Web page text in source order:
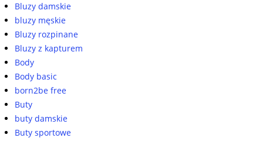
Bluzy damskie
bluzy męskie
Bluzy rozpinane
Bluzy z kapturem
Body
Body basic
born2be free
Buty
buty damskie
Buty sportowe